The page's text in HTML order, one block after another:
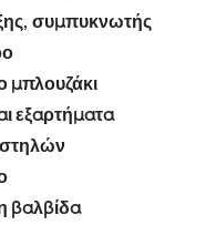
συμπυκνωτής
μπλουζάκι
εξαρτήματα
βαλβίδα